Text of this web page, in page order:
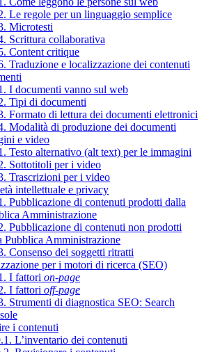
Le regole per un linguaggio semplice
Microtesti
Scrittura collaborativa
Content critique
Traduzione e localizzazione dei contenuti
I documenti vanno sul web
Tipi di documenti
Formato di lettura dei documenti elettronici
Modalità di produzione dei documenti
e video
Testo alternativo (alt text) per le immagini
Sottotitoli per i video
Trascrizioni per i video
intellettuale e privacy
Pubblicazione di contenuti prodotti dalla
Amministrazione
Pubblicazione di contenuti non prodotti
Pubblica Amministrazione
Consenso dei soggetti ritratti
per i motori di ricerca (SEO)
I fattori on-page
I fattori off-page
Strumenti di diagnostica SEO: Search
i contenuti
L’inventario dei contenuti